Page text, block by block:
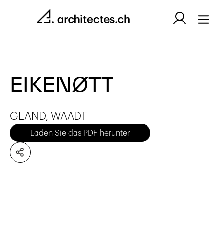
EIKENØTT
GLAND, WAADT
Laden Sie das PDF herunter